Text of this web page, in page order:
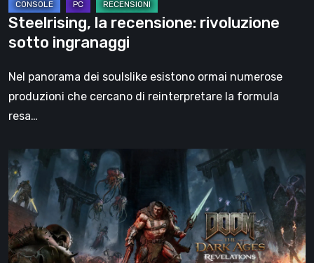
Steelrising, la recensione: rivoluzione
sotto ingranaggi
Nel panorama dei soulslike esistono ormai numerose
produzioni che cercano di reinterpretare la formula
resa…
DOOM:
The
Dark
Ages
–
Revelations,